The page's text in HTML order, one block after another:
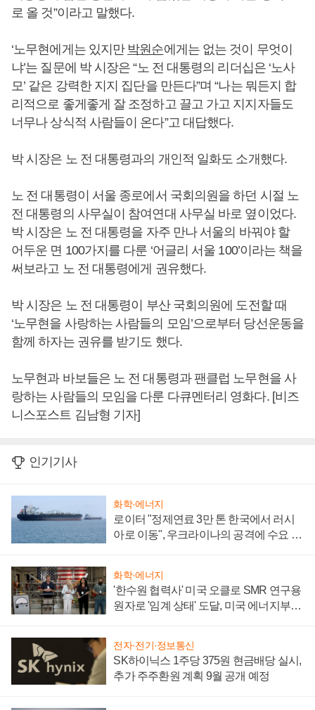
로 올 것”이라고 말했다.
‘노무현에게는 있지만 박원순에게는 없는 것이 무엇이
냐’는 질문에 박 시장은 “노 전 대통령의 리더십은 ‘노사
모’ 같은 강력한 지지 집단을 만든다”며 “나는 뭐든지 합
리적으로 좋게좋게 잘 조정하고 끌고 가고 지지자들도
너무나 상식적 사람들이 온다”고 대답했다.
박 시장은 노 전 대통령과의 개인적 일화도 소개했다.
노 전 대통령이 서울 종로에서 국회의원을 하던 시절 노
전 대통령의 사무실이 참여연대 사무실 바로 옆이었다.
박 시장은 노 전 대통령을 자주 만나 서울의 바꿔야 할
어두운 면 100가지를 다룬 ‘어글리 서울 100’이라는 책을
써보라고 노 전 대통령에게 권유했다.
박 시장은 노 전 대통령이 부산 국회의원에 도전할 때
‘노무현을 사랑하는 사람들의 모임’으로부터 당선운동을
함께 하자는 권유를 받기도 했다.
노무현과 바보들은 노 전 대통령과 팬클럽 노무현을 사
랑하는 사람들의 모임을 다룬 다큐멘터리 영화다. [비즈
니스포스트 김남형 기자]
인기기사
화학·에너지
로이터 "정제연료 3만 톤 한국에서 러시
아로 이동", 우크라이나의 공격에 수요 늘
화학·에너지
'한수원 협력사' 미국 오클로 SMR 연구용
원자로 '임계 상태' 도달, 미국 에너지부
전자·전기·정보통신
SK하이닉스 1주당 375원 현금배당 실시,
추가 주주환원 계획 9월 공개 예정